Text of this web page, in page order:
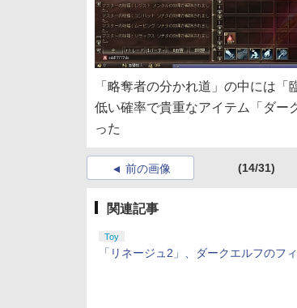
「略奪者の分かれ道」の中には
低い確率で貴重なアイテム「ダー
った
前の画像 (14/31)
関連記事
Toy
「リネージュ2」、ダークエルフのフ